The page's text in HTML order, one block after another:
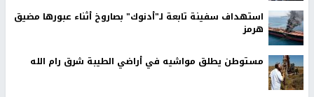
استهداف سفينة تابعة لـ"أدنوك" بصاروخ أثناء عبورها مضيق
هرمز
مستوطن يطلق مواشيه في أراضي الطيبة شرق رام الله